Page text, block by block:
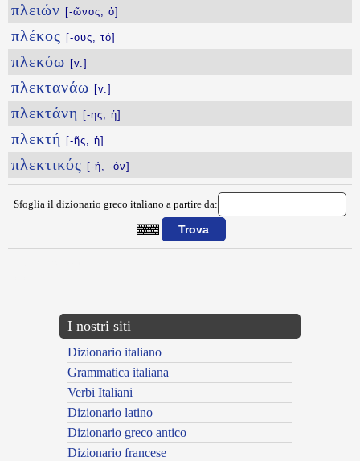
πλειών [-ῶνος, ὁ]
πλέκος [-ους, τό]
πλεκόω [v.]
πλεκτανάω [v.]
πλεκτάνη [-ης, ἡ]
πλεκτή [-ῆς, ἡ]
πλεκτικός [-ή, -όν]
Sfoglia il dizionario greco italiano a partire da:
I nostri siti
Dizionario italiano
Grammatica italiana
Verbi Italiani
Dizionario latino
Dizionario greco antico
Dizionario francese